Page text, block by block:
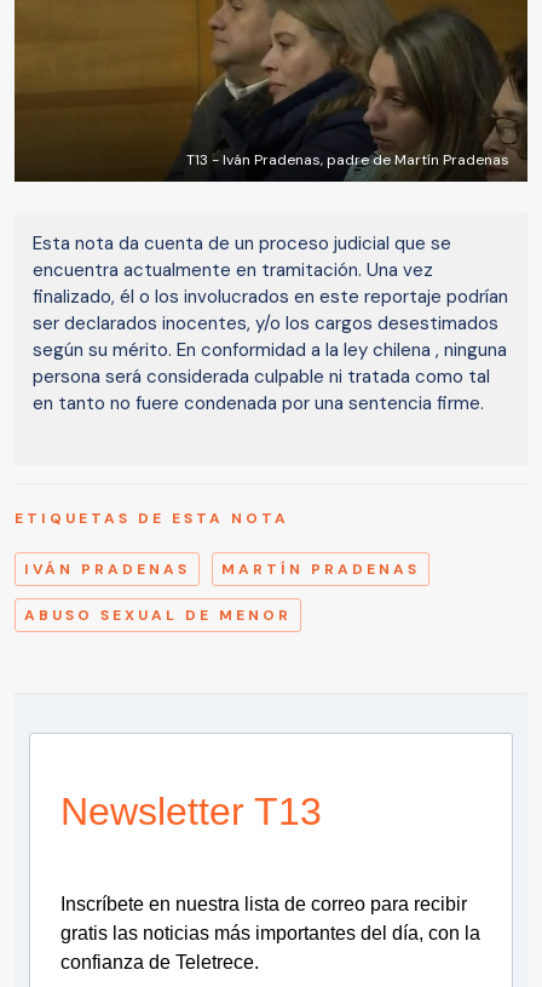
T13 - Iván Pradenas, padre de Martín Pradenas
Esta nota da cuenta de un proceso judicial que se
encuentra actualmente en tramitación. Una vez
finalizado, él o los involucrados en este reportaje podrían
ser declarados inocentes, y/o los cargos desestimados
según su mérito. En conformidad a la ley chilena , ninguna
persona será considerada culpable ni tratada como tal
en tanto no fuere condenada por una sentencia firme.
ETIQUETAS DE ESTA NOTA
IVÁN PRADENAS MARTÍN PRADENAS
ABUSO SEXUAL DE MENOR
Newsletter T13
Inscríbete en nuestra lista de correo para recibir
gratis las noticias más importantes del día, con la
confianza de Teletrece.